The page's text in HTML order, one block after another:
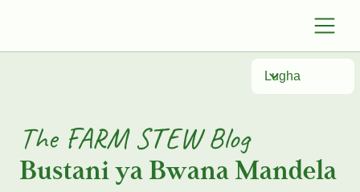
Lugha
The FARM STEW Blog
Bustani ya Bwana Mandela